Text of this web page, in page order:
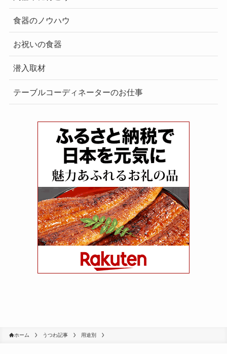
食器のノウハウ
お祝いの食器
潜入取材
テーブルコーディネーターのお仕事
ホーム うつわ記事 用途別